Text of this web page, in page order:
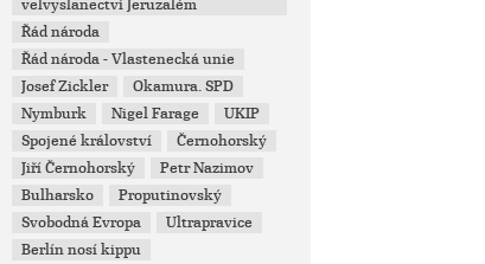
velvyslanectví Jeruzalém
Řád národa
Řád národa - Vlastenecká unie
Josef Zickler
Okamura. SPD
Nymburk
Nigel Farage
UKIP
Spojené království
Černohorský
Jiří Černohorský
Petr Nazimov
Bulharsko
Proputinovský
Svobodná Evropa
Ultrapravice
Berlín nosí kippu